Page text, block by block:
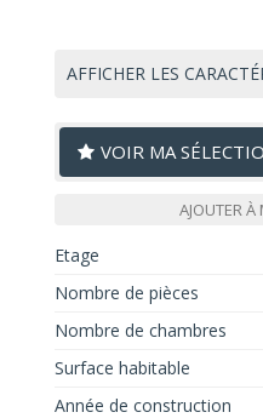
AFFICHER LES
VOIR MA
AJOUTER À
Etage
Nombre de pièces
Nombre de chambres
Surface habitable
Année de construction